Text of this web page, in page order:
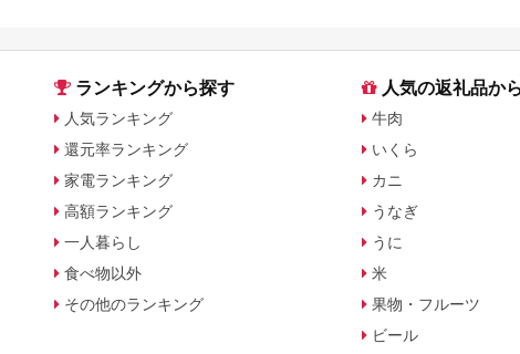
ランキングから探す
人気ランキング
還元率ランキング
家電ランキング
高額ランキング
一人暮らし
食べ物以外
その他のランキング
人気の返礼品か
牛肉
いくら
カニ
うなぎ
うに
米
果物・フルーツ
ビール